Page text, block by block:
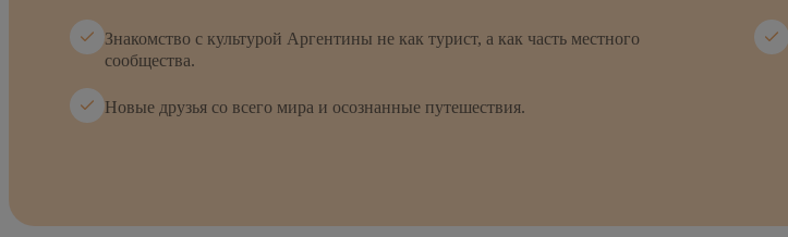
Знакомство с культурой Аргентины не как турист, а как часть местного
сообщества.
Новые друзья со всего мира и осознанные путешествия.